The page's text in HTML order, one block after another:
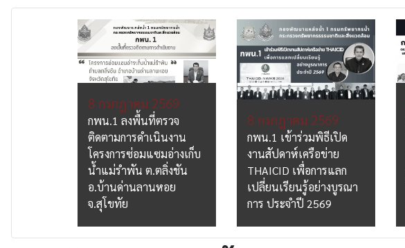
8 กรกฎาคม 2569
กพน.1 ลงพื้นที่ตรวจ
ติดตามการดำเนินงาน
โครงการซ่อมแซมอ่างเก็บ
น้ำแม่รำพัน ต.ตลิ่งชัน
อ.บ้านด่านลานหอย
จ.สุโขทัย
8 กรกฎาคม 2569
กพน.1 เข้าร่วมพิธีเปิด
งานสัปดาห์เครือข่าย
THAICID เพื่อการแลก
เปลี่ยนเรียนรู้อย่างบูรณา
การ ประจำปี 2569